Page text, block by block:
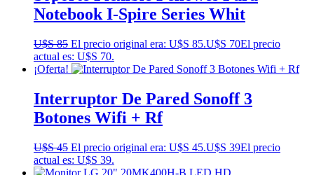
Notebook I-Spire Series Whit
U$S85 El precio original era: U$S 85.U$S 70El precio
actual es: U$S 70.
¡Oferta!
Interruptor De Pared Sonoff 3
Botones Wifi + Rf
U$S45 El precio original era: U$S 45.U$S 39El precio
actual es: U$S 39.